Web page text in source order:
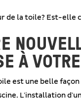
de la toile? Est-elle
À
est une belle
L’installation